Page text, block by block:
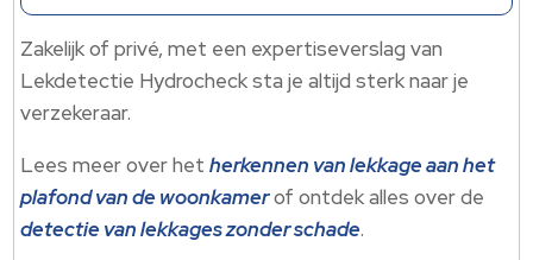
Zakelijk of privé, met een expertiseverslag van
Lekdetectie Hydrocheck sta je altijd sterk naar je
verzekeraar.​
Lees meer over hetherkennen van lekkage aan het
plafond van de woonkamerof ontdek alles over de
detectie van lekkages zonder schade.​